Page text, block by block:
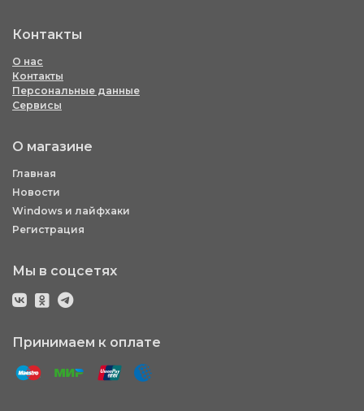
Контакты
О нас
Контакты
Персональные данные
Сервисы
О магазине
Главная
Новости
Windows и лайфхаки
Регистрация
Мы в соцсетях
Принимаем к оплате